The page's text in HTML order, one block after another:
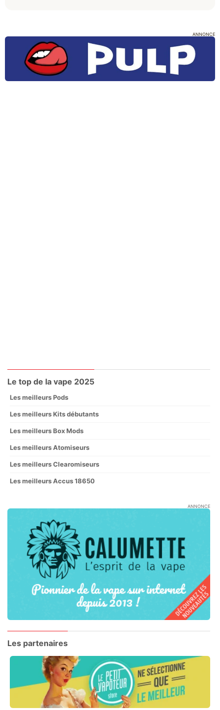
ANNONCE
Le top de la vape 2025
Les meilleurs Pods
Les meilleurs Kits débutants
Les meilleurs Box Mods
Les meilleurs Atomiseurs
Les meilleurs Clearomiseurs
Les meilleurs Accus 18650
ANNONCE
Les partenaires